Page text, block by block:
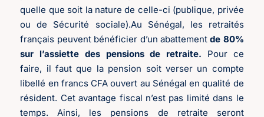
quelle que soit la nature de celle-ci (publique, privée
ou de Sécurité sociale).Au Sénégal, les retraités
français peuvent bénéficier d’un abattementde 80%
sur l’assiette des pensions de retraite. Pour ce
faire, il faut que la pension soit verser un compte
libellé en francs CFA ouvert au Sénégal en qualité de
résident. Cet avantage fiscal n’est pas limité dans le
temps. Ainsi, les pensions de retraite seront